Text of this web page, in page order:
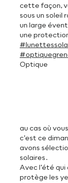
cette façon,
sous un soleil
un large
une
Optique
au cas où
c’est ce
avons
solaires.
Avec l’été
protège les